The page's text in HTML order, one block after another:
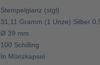
Stempelglanz (stgl)
31,11 Gramm (1 Unze) Silber
Ø 39 mm
100 Schilling
In Münzkapsel